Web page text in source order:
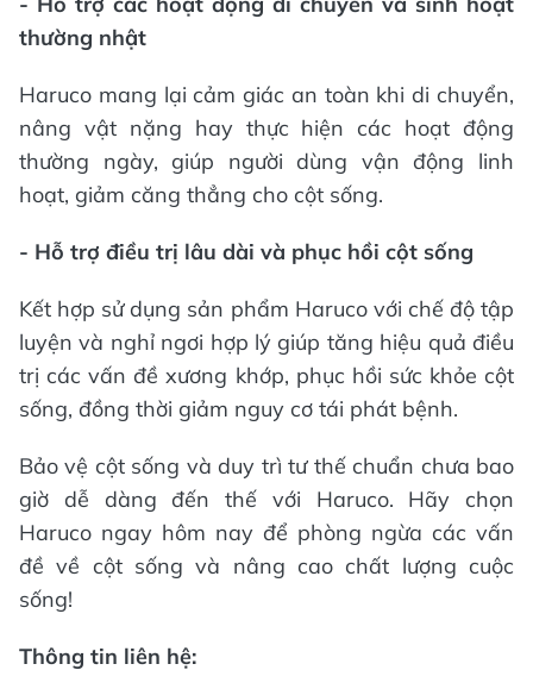
thường nhật
Haruco mang lại cảm giác an toàn khi di chuyển,
nâng vật nặng hay thực hiện các hoạt động
thường ngày, giúp người dùng vận động linh
hoạt, giảm căng thẳng cho cột sống.
- Hỗ trợ điều trị lâu dài và phục hồi cột sống
Kết hợp sử dụng sản phẩm Haruco với chế độ tập
luyện và nghỉ ngơi hợp lý giúp tăng hiệu quả điều
trị các vấn đề xương khớp, phục hồi sức khỏe cột
sống, đồng thời giảm nguy cơ tái phát bệnh.
Bảo vệ cột sống và duy trì tư thế chuẩn chưa bao
giờ dễ dàng đến thế với Haruco. Hãy chọn
Haruco ngay hôm nay để phòng ngừa các vấn
đề về cột sống và nâng cao chất lượng cuộc
sống!
Thông tin liên hệ: